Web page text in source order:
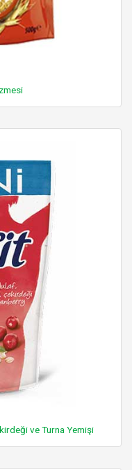
ve Turna Yemişi